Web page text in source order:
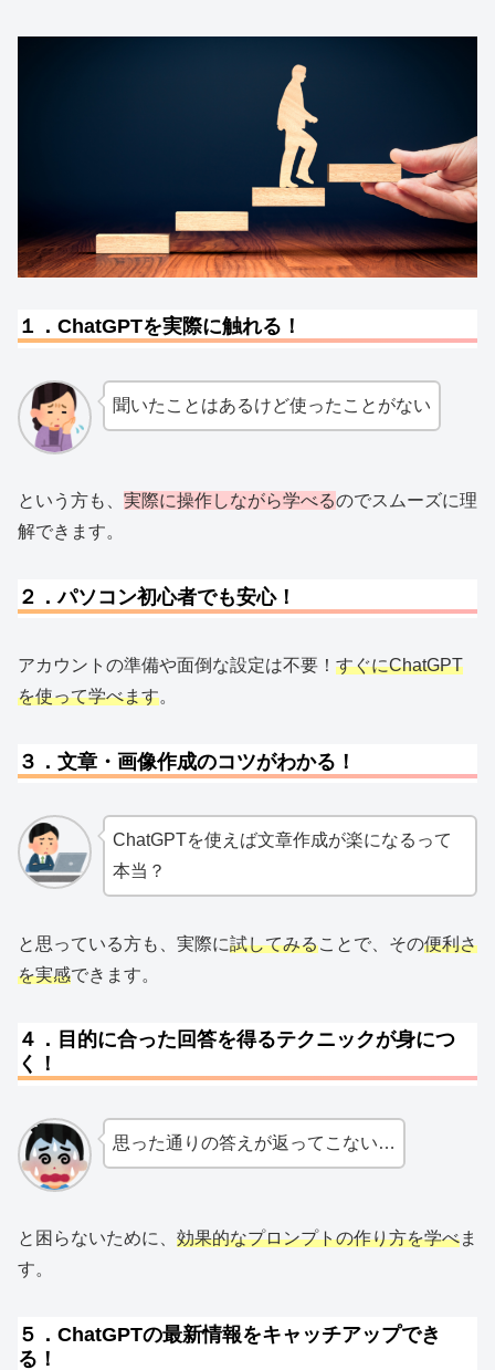
１．ChatGPTを実際に触れる！
聞いたことはあるけど使ったことがない
という方も、 実際に操作しながら学べるのでスムーズに理
解できます。
２．パソコン初心者でも安心！
アカウントの準備や面倒な設定は不要！ すぐにChatGPT
を使って学べます。
３．文章・画像作成のコツがわかる！
ChatGPTを使えば文章作成が楽になるって
本当？
と思っている方も、実際に試してみることで、その便利さ
を実感できます。
４．目的に合った回答を得るテクニックが身につ
く！
思った通りの答えが返ってこない…
と困らないために、 効果的なプロンプトの作り方を学べま
す。
５．ChatGPTの最新情報をキャッチアップでき
る！